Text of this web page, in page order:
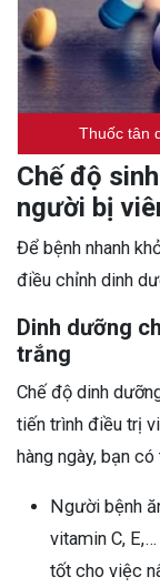
Thuốc tân
Chế độ
người bị
Để bệnh nhanh
điều chỉnh dinh
Dinh dưỡng
trắng
Chế độ dinh
tiến trình điều trị
hàng ngày, bạn
Người bệnh
vitamin C,
tốt cho việc